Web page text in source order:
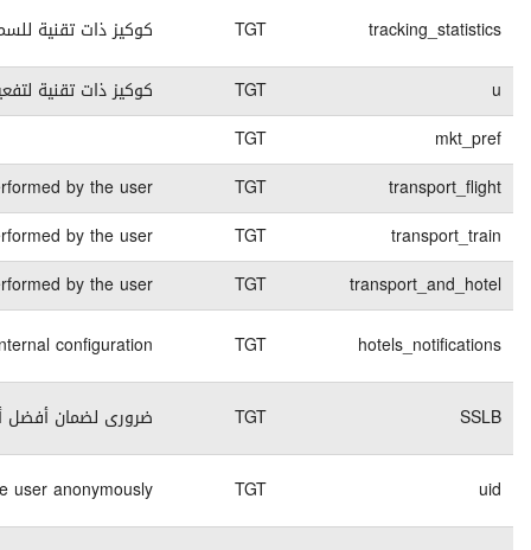
End of
session
كوكيز تقنية
بتسجيل الدخول
1 months
كوكيز تقنية
45 days
Contains the
7 days
كوكيز تقنية
Contains the
8 days
كوكيز تقنية
Contains the
7 days
كوكيز تقنية
End of
session
كوكيز تقنية
End of
session
كوكيز تقنية
End of
session كوكيز تقنية